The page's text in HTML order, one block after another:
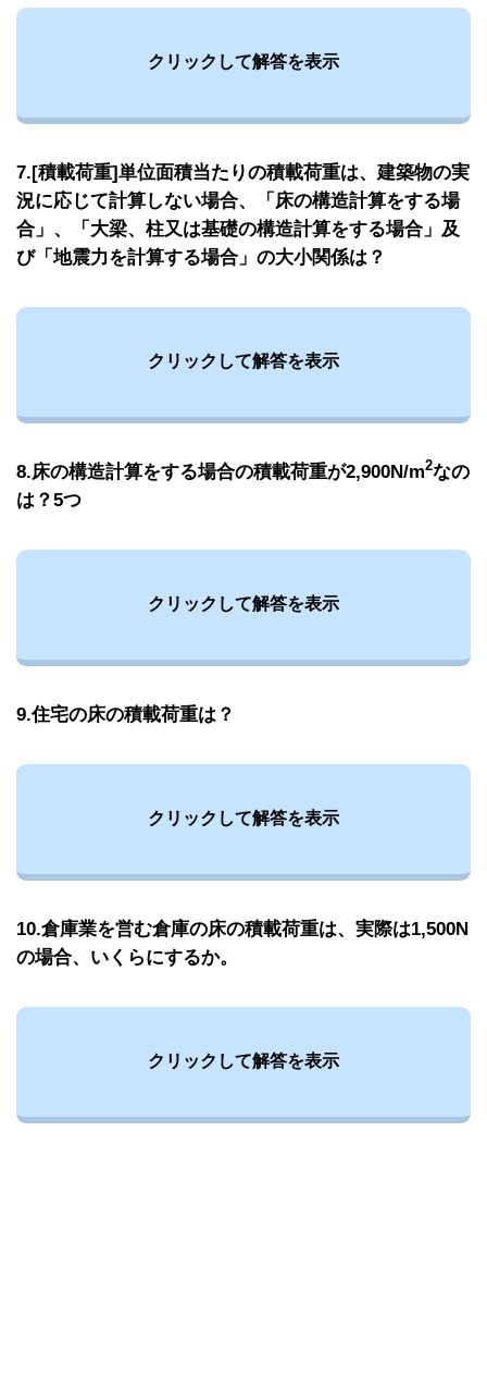
クリックして解答を表示
7.[積載荷重]単位面積当たりの積載荷重は、建築物の実
況に応じて計算しない場合、「床の構造計算をする場
合」、「大梁、柱又は基礎の構造計算をする場合」及
び「地震力を計算する場合」の大小関係は？
クリックして解答を表示
8.床の構造計算をする場合の積載荷重が2,900N/m2なの
は？5つ
クリックして解答を表示
9.住宅の床の積載荷重は？
クリックして解答を表示
10.倉庫業を営む倉庫の床の積載荷重は、実際は1,500N
の場合、いくらにするか。
クリックして解答を表示